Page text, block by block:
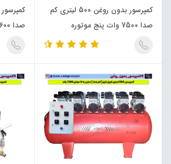
کمپرسور بدون روغن 500 لیتری کم
صدا 7500 وات پنج موتوره
صدا 6600 وات شش موتوره